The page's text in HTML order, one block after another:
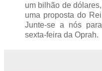
um bilhão de
uma proposta do
Junte-se a nós
sexta-feira da Oprah.